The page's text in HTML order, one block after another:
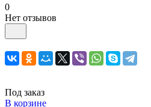
0
Нет отзывов
Под заказ
В корзине